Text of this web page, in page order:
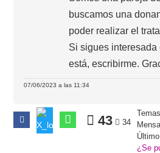
buscamos una
poder realizar el
Si sigues interesada
está, escribirme.
07/06/2023 a las 11:34
43 34
Último
¿Se